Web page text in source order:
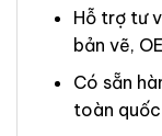
Hỗ trợ tư
bản vẽ,
Có sẵn
toàn quốc